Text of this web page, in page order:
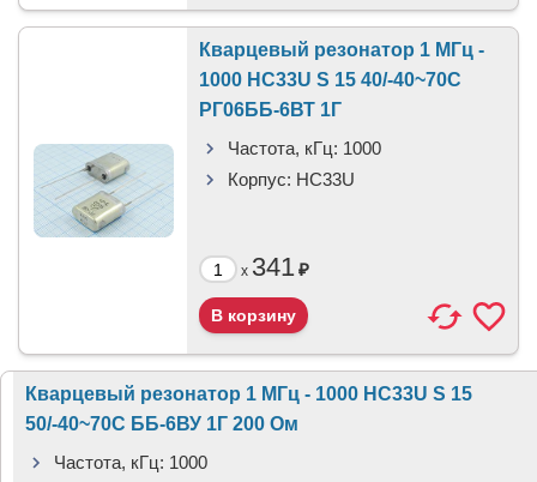
Кварцевый резонатор 1 МГц -
1000 HC33U S 15 40/-40~70C
РГ06ББ-6ВТ 1Г
Частота, кГц: 1000
Корпус: HC33U
x 341₽
Кварцевый резонатор 1 МГц - 1000 HC33U S 15
50/-40~70C ББ-6ВУ 1Г 200 Ом
Частота, кГц: 1000